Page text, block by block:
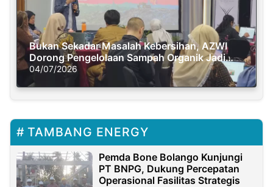
Bukan Sekadar Masalah Kebersihan, AZWI
Dorong Pengelolaan Sampah Organik Jadi
Solusi Krisis Iklim
04/07/2026
TAMBANG ENERGY
Pemda Bone Bolango Kunjungi
PT BNPG, Dukung Percepatan
Operasional Fasilitas Strategis